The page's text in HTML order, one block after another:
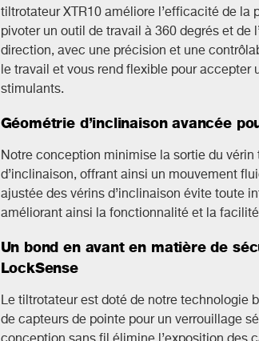
tiltrotateur XTR10 améliore l’efficacité de la
pivoter un outil de travail à 360 degrés et de
direction, avec une précision et une
le travail et vous rend flexible pour accepter
stimulants.
Géométrie d’inclinaison avancée
Notre conception minimise la sortie du vérin
d’inclinaison, offrant ainsi un mouvement
ajustée des vérins d’inclinaison évite toute
améliorant ainsi la fonctionnalité et la facilité
Un bond en avant en matière de
LockSense
Le tiltrotateur est doté de notre technologie
de capteurs de pointe pour un verrouillage
conception sans fil élimine l’exposition des